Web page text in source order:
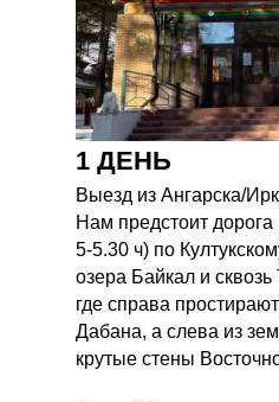
1 ДЕНЬ
Выезд из Ангарска/
Нам предстоит
5-5.30 ч) по
озера Байкал и
где справа
Дабана, а слева из
крутые стены